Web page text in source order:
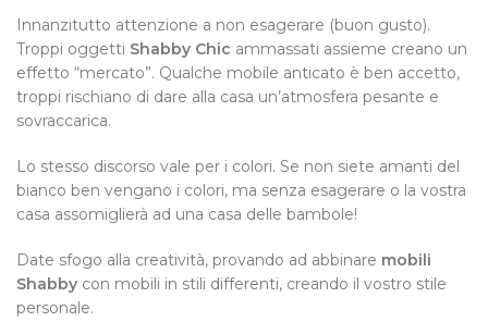
Innanzitutto attenzione a non esagerare (buon gusto).
Troppi oggetti Shabby Chic ammassati assieme creano un
effetto “mercato”. Qualche mobile anticato è ben accetto,
troppi rischiano di dare alla casa un’atmosfera pesante e
sovraccarica.
Lo stesso discorso vale per i colori. Se non siete amanti del
bianco ben vengano i colori, ma senza esagerare o la vostra
casa assomiglierà ad una casa delle bambole!
Date sfogo alla creatività, provando ad abbinare mobili
Shabby con mobili in stili differenti, creando il vostro stile
personale.